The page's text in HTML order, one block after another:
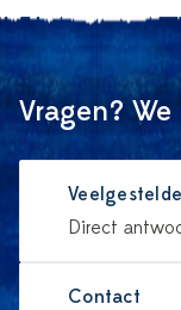
Vragen?
Direct
Contact